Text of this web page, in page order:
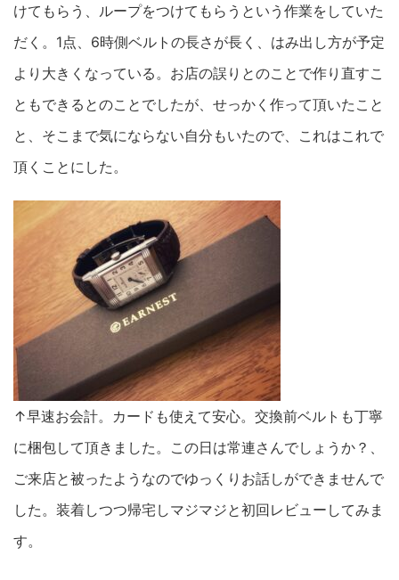
けてもらう、ループをつけてもらうという作業をしていた
だく。1点、6時側ベルトの長さが長く、はみ出し方が予定
より大きくなっている。お店の誤りとのことで作り直すこ
ともできるとのことでしたが、せっかく作って頂いたこと
と、そこまで気にならない自分もいたので、これはこれで
頂くことにした。
↑早速お会計。カードも使えて安心。交換前ベルトも丁寧
に梱包して頂きました。この日は常連さんでしょうか？、
ご来店と被ったようなのでゆっくりお話しができませんで
した。装着しつつ帰宅しマジマジと初回レビューしてみま
す。